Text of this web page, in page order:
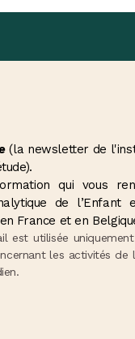
(la newsletter de
qui vous
de
France et en
est utilisée
les activités de